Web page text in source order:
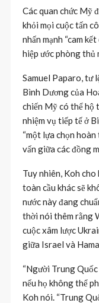
Các quan chức Mỹ
khỏi mọi cuộc tấn
nhấn mạnh “cam
hiệp ước phòng thủ
Samuel Paparo, tư
Bình Dương của
chiến Mỹ có thể hộ
nhiệm vụ tiếp tế ở
“một lựa chọn
vấn giữa các đồng
Tuy nhiên, Koh
toàn cầu khác sẽ
nước này đang
thời nói thêm rằng
cuộc xâm lược
giữa Israel và
“Người Trung
nếu họ không thể
Koh nói. “Trung